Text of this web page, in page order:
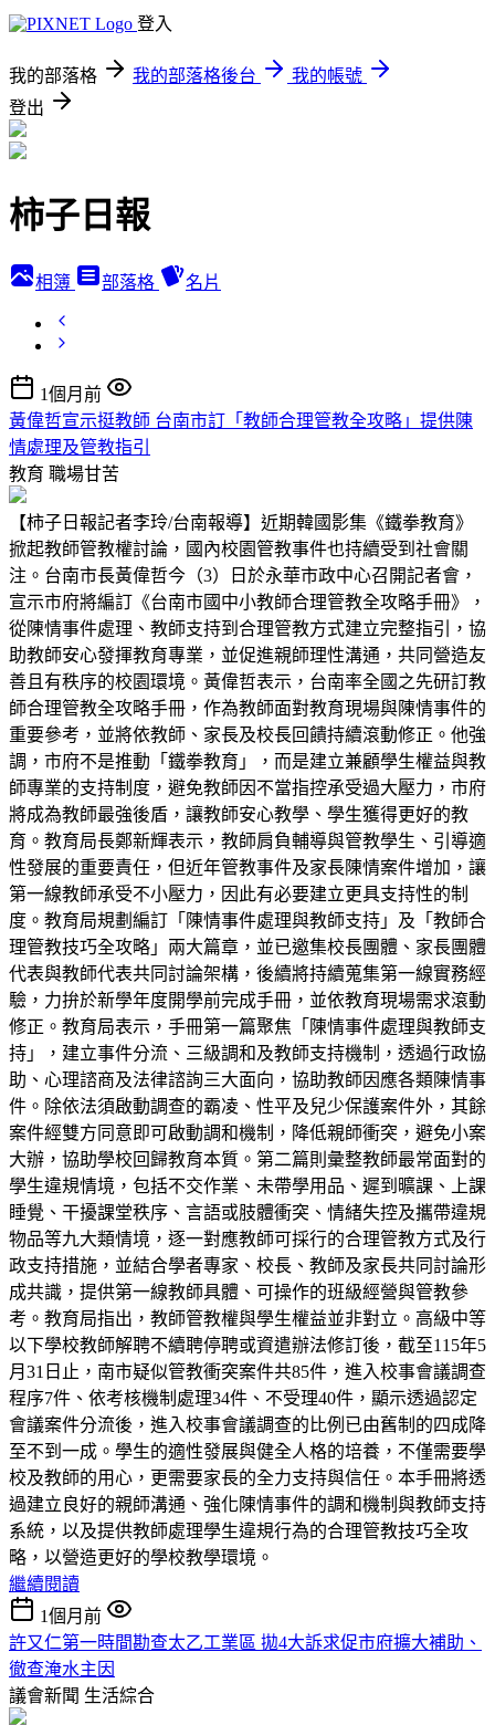
登入
我的部落格 我的部落格後台
我的帳號
登出
柿子日報
相簿 部落格 名片
1個月前
黃偉哲宣示挺教師 台南市訂「教師合理管教全攻略」提供陳
情處理及管教指引
教育 職場甘苦
【柿子日報記者李玲/台南報導】近期韓國影集《鐵拳教育》
掀起教師管教權討論，國內校園管教事件也持續受到社會關
注。台南市長黃偉哲今（3）日於永華市政中心召開記者會，
宣示市府將編訂《台南市國中小教師合理管教全攻略手冊》，
從陳情事件處理、教師支持到合理管教方式建立完整指引，協
助教師安心發揮教育專業，並促進親師理性溝通，共同營造友
善且有秩序的校園環境。黃偉哲表示，台南率全國之先研訂教
師合理管教全攻略手冊，作為教師面對教育現場與陳情事件的
重要參考，並將依教師、家長及校長回饋持續滾動修正。他強
調，市府不是推動「鐵拳教育」，而是建立兼顧學生權益與教
師專業的支持制度，避免教師因不當指控承受過大壓力，市府
將成為教師最強後盾，讓教師安心教學、學生獲得更好的教
育。教育局長鄭新輝表示，教師肩負輔導與管教學生、引導適
性發展的重要責任，但近年管教事件及家長陳情案件增加，讓
第一線教師承受不小壓力，因此有必要建立更具支持性的制
度。教育局規劃編訂「陳情事件處理與教師支持」及「教師合
理管教技巧全攻略」兩大篇章，並已邀集校長團體、家長團體
代表與教師代表共同討論架構，後續將持續蒐集第一線實務經
驗，力拚於新學年度開學前完成手冊，並依教育現場需求滾動
修正。教育局表示，手冊第一篇聚焦「陳情事件處理與教師支
持」，建立事件分流、三級調和及教師支持機制，透過行政協
助、心理諮商及法律諮詢三大面向，協助教師因應各類陳情事
件。除依法須啟動調查的霸凌、性平及兒少保護案件外，其餘
案件經雙方同意即可啟動調和機制，降低親師衝突，避免小案
大辦，協助學校回歸教育本質。第二篇則彙整教師最常面對的
學生違規情境，包括不交作業、未帶學用品、遲到曠課、上課
睡覺、干擾課堂秩序、言語或肢體衝突、情緒失控及攜帶違規
物品等九大類情境，逐一對應教師可採行的合理管教方式及行
政支持措施，並結合學者專家、校長、教師及家長共同討論形
成共識，提供第一線教師具體、可操作的班級經營與管教參
考。教育局指出，教師管教權與學生權益並非對立。高級中等
以下學校教師解聘不續聘停聘或資遣辦法修訂後，截至115年5
月31日止，南市疑似管教衝突案件共85件，進入校事會議調查
程序7件、依考核機制處理34件、不受理40件，顯示透過認定
會議案件分流後，進入校事會議調查的比例已由舊制的四成降
至不到一成。學生的適性發展與健全人格的培養，不僅需要學
校及教師的用心，更需要家長的全力支持與信任。本手冊將透
過建立良好的親師溝通、強化陳情事件的調和機制與教師支持
系統，以及提供教師處理學生違規行為的合理管教技巧全攻
略，以營造更好的學校教學環境。
繼續閱讀
1個月前
許又仁第一時間勘查太乙工業區 拋4大訴求促市府擴大補助、
徹查淹水主因
議會新聞 生活綜合